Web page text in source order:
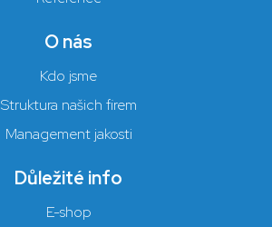
O nás
Kdo jsme
Struktura našich firem
Management jakosti
Důležité info
E-shop